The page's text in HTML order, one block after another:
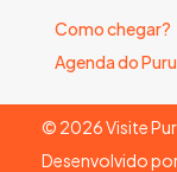
Como chegar?
Agenda do
© 2026Visite
Desenvolvido